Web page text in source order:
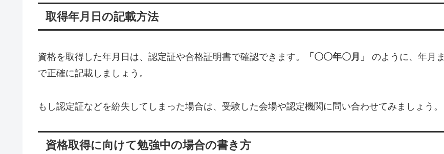
取得年月日の記載方法
資格を取得した年月日は、認定証や合格証明書で確認できます。 「〇〇年〇月」
のように、年月ま
で正確に記載しましょう。
もし認定証などを紛失してしまった場合は、受験した会場や認定機関に問い合わせてみましょう。
資格取得に向けて勉強中の場合の書き方